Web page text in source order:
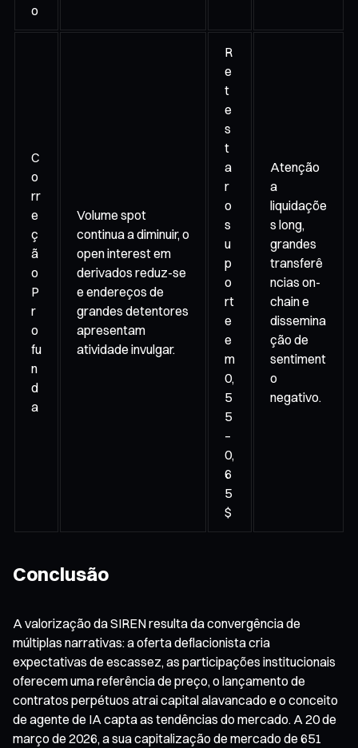
o
C
o
rr
e
ç
ã
o
P
r
o
fu
n
d
a
Volume spot
continua a diminuir, o
open interest em
derivados reduz-se
e endereços de
grandes detentores
apresentam
atividade invulgar.
R
e
t
e
s
t
a
r
o
s
u
p
o
rt
e
e
m
0,
5
5
–
0,
6
5
$
Atenção
a
liquidaçõe
s long,
grandes
transferê
ncias on-
chain e
dissemina
ção de
sentiment
o
negativo.
Conclusão
A valorização da SIREN resulta da convergência de
múltiplas narrativas: a oferta deflacionista cria
expectativas de escassez, as participações institucionais
oferecem uma referência de preço, o lançamento de
contratos perpétuos atrai capital alavancado e o conceito
de agente de IA capta as tendências do mercado. A 20 de
março de 2026, a sua capitalização de mercado de 651